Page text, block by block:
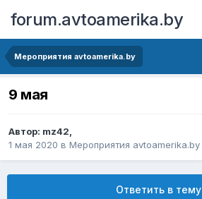
forum.avtoamerika.by
Мероприятия avtoamerika.by
9 мая
Автор: mz42,
1 мая 2020 в Мероприятия avtoamerika.by
Ответить в тему